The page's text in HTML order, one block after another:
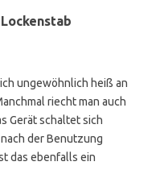
ungewöhnlich heiß an
riecht man auch
Gerät schaltet sich
der Benutzung
das ebenfalls ein